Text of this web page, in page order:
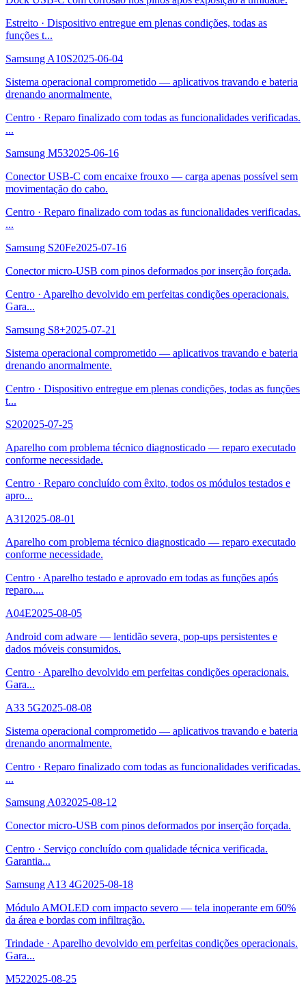
Estreito · Dispositivo entregue em plenas condições, todas as
funções t...
Samsung A10S2025-06-04
Sistema operacional comprometido — aplicativos travando e bateria
drenando anormalmente.
Centro · Reparo finalizado com todas as funcionalidades verificadas.
...
Samsung M532025-06-16
Conector USB-C com encaixe frouxo — carga apenas possível sem
movimentação do cabo.
Centro · Reparo finalizado com todas as funcionalidades verificadas.
...
Samsung S20Fe2025-07-16
Conector micro-USB com pinos deformados por inserção forçada.
Centro · Aparelho devolvido em perfeitas condições operacionais.
Gara...
Samsung S8+2025-07-21
Sistema operacional comprometido — aplicativos travando e bateria
drenando anormalmente.
Centro · Dispositivo entregue em plenas condições, todas as funções
t...
S202025-07-25
Aparelho com problema técnico diagnosticado — reparo executado
conforme necessidade.
Centro · Reparo concluído com êxito, todos os módulos testados e
apro...
A31 2025-08-01
Aparelho com problema técnico diagnosticado — reparo executado
conforme necessidade.
Centro · Aparelho testado e aprovado em todas as funções após
reparo....
A04E2025-08-05
Android com adware — lentidão severa, pop-ups persistentes e
dados móveis consumidos.
Centro · Aparelho devolvido em perfeitas condições operacionais.
Gara...
A33 5G2025-08-08
Sistema operacional comprometido — aplicativos travando e bateria
drenando anormalmente.
Centro · Reparo finalizado com todas as funcionalidades verificadas.
...
Samsung A032025-08-12
Conector micro-USB com pinos deformados por inserção forçada.
Centro · Serviço concluído com qualidade técnica verificada.
Garantia...
Samsung A13 4G2025-08-18
Módulo AMOLED com impacto severo — tela inoperante em 60%
da área e bordas com infiltração.
Trindade · Aparelho devolvido em perfeitas condições operacionais.
Gara...
M522025-08-25